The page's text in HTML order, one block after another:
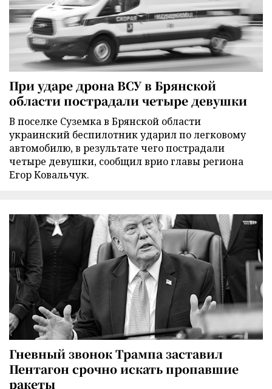
При ударе дрона ВСУ в Брянской
области пострадали четыре девушки
В поселке Суземка в Брянской области
украинский беспилотник ударил по легковому
автомобилю, в результате чего пострадали
четыре девушки, сообщил врио главы региона
Егор Ковальчук.
Гневный звонок Трампа заставил
Пентагон срочно искать пропавшие
ракеты